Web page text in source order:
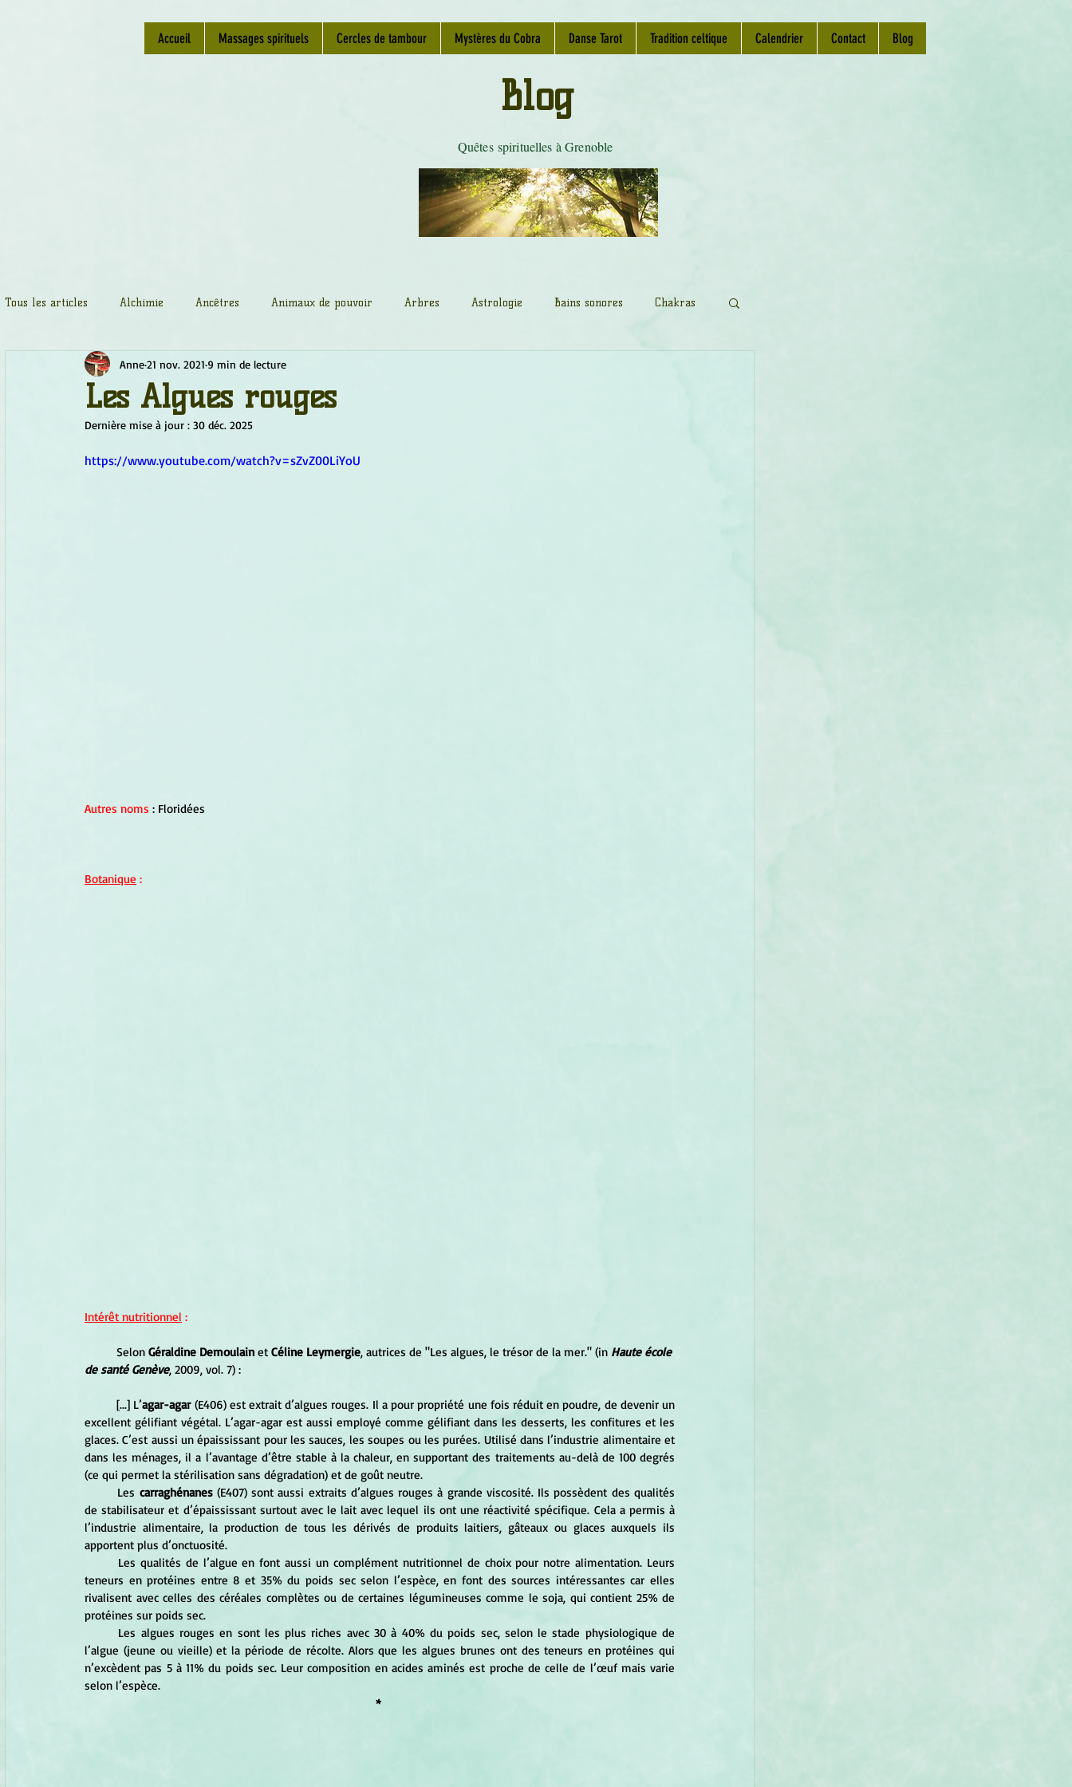
Accueil Massages spirituels Cercles de tambour Mystères du Cobra Danse Tarot Tradition celtique Calendrier Contact Blog
Quêtes spirituelles à Grenoble
Blog
Tous les articles Alchimie Ancêtres Animaux de pouvoir Arbres Astrologie Bains sonores Chakras
Chamanisme Champignons Conscience
Fleurs de Bach Géométrie sacrée
Les Algues rouges
Anne21 nov. 2021 9 min de lecture
Dernière mise à jour : 30 déc. 2025
https://www.youtube.com/watch?v=sZvZ00LiYoU
Autres noms : Floridées
Botanique :
Intérêt nutritionnel :
	Selon
Géraldine Demoulain et Céline Leymergie, autrices de "Les algues, le trésor de la mer." (in Haute école
de santé Genève, 2009, vol. 7) :
	[...] L’
agar-agar (E406) est extrait d’algues rouges. Il a pour propriété une fois réduit en poudre, de devenir un
excellent gélifiant végétal. L’agar-agar est aussi employé comme gélifiant dans les desserts, les confitures et les
glaces. C’est aussi un épaississant pour les sauces, les soupes ou les purées. Utilisé dans l’industrie alimentaire et
dans les ménages, il a l’avantage d’être stable à la chaleur, en supportant des traitements au-delà de 100 degrés
(ce qui permet la stérilisation sans dégradation) et de goût neutre.
	Les
carraghénanes (E407) sont aussi extraits d’algues rouges à grande viscosité. Ils possèdent des qualités
de stabilisateur et d’épaississant surtout avec le lait avec lequel ils ont une réactivité spécifique. Cela a permis à
l’industrie alimentaire, la production de tous les dérivés de produits laitiers, gâteaux ou glaces auxquels ils
apportent plus d’onctuosité.
teneurs en protéines entre 8 et 35% du poids sec selon l’espèce, en font des sources intéressantes car elles
rivalisent avec celles des céréales complètes ou de certaines légumineuses comme le soja, qui contient 25% de
protéines sur poids sec.
l’algue (jeune ou vieille) et la période de récolte. Alors que les algues brunes ont des teneurs en protéines qui
n’excèdent pas 5 à 11% du poids sec. Leur composition en acides aminés est proche de celle de l’œuf mais varie
selon l’espèce.
*